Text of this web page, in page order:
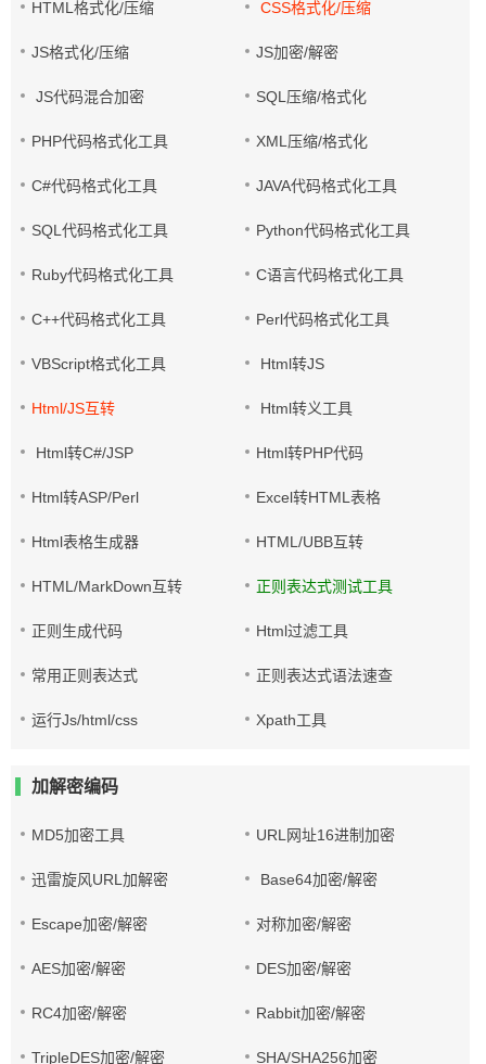
HTML格式化/压缩 CSS格式化/压缩
JS格式化/压缩 JS加密/解密
JS代码混合加密 SQL压缩/格式化
PHP代码格式化工具 XML压缩/格式化
C#代码格式化工具 JAVA代码格式化工具
SQL代码格式化工具 Python代码格式化工具
Ruby代码格式化工具 C语言代码格式化工具
C++代码格式化工具 Perl代码格式化工具
VBScript格式化工具 Html转JS
Html/JS互转 Html转义工具
Html转C#/JSP Html转PHP代码
Html转ASP/Perl Excel转HTML表格
Html表格生成器 HTML/UBB互转
HTML/MarkDown互转 正则表达式测试工具
正则生成代码 Html过滤工具
常用正则表达式 正则表达式语法速查
运行Js/html/css Xpath工具
加解密编码
MD5加密工具 URL网址16进制加密
迅雷旋风URL加解密 Base64加密/解密
Escape加密/解密 对称加密/解密
AES加密/解密 DES加密/解密
RC4加密/解密 Rabbit加密/解密
TripleDES加密/解密 SHA/SHA256加密